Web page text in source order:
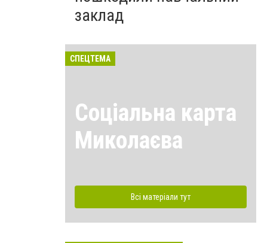
заклад
СПЕЦТЕМА
Соціальна карта
Миколаєва
Всі матеріали тут